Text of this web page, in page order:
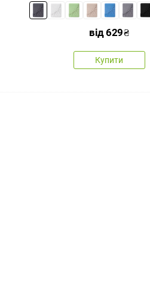
від629₴
Купити